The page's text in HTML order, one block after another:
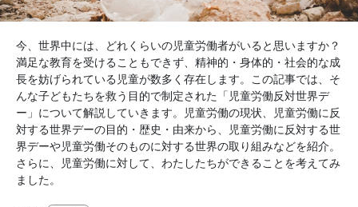
今、世界中には、どれくらいの児童労働者がいると思いますか？
満足な教育を受けることもできず、精神的・身体的・社会的な成
長を妨げられている児童が数多く存在します。この記事では、そ
んな子どもたちを救う目的で制定された「児童労働反対世界デ
ー」について解説していきます。児童労働の現状、児童労働に反
対する世界デーの目的・歴史・由来から、児童労働に反対する世
界デーや児童労働そのものに対する世界の取り組みなどを紹介。
さらに、児童労働に対して、わたしたちができることを考えてみ
ました。